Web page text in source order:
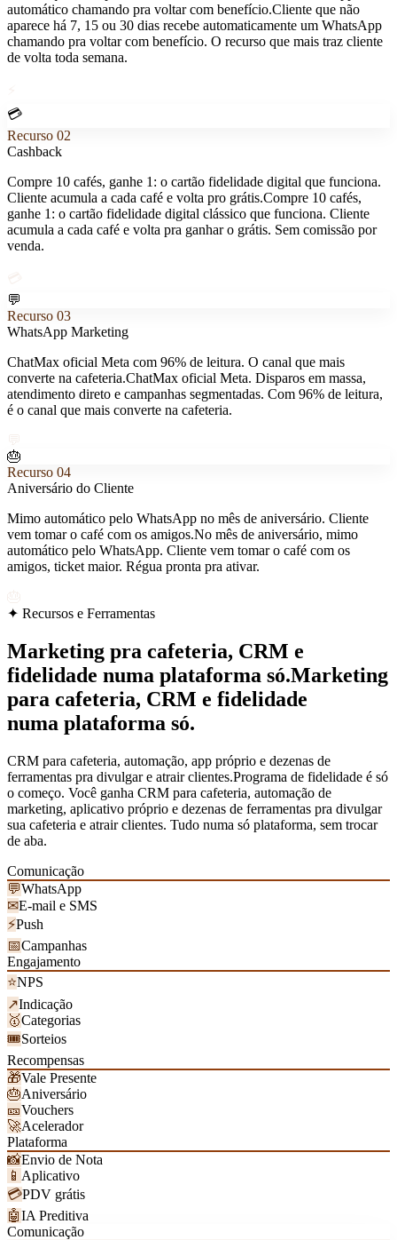
automático chamando pra voltar com benefício.Cliente que não
aparece há 7, 15 ou 30 dias recebe automaticamente um WhatsApp
chamando pra voltar com benefício. O recurso que mais traz cliente
de volta toda semana.
💳
Recurso 02
Cashback
Compre 10 cafés, ganhe 1: o cartão fidelidade digital que funciona.
Cliente acumula a cada café e volta pro grátis.Compre 10 cafés,
ganhe 1: o cartão fidelidade digital clássico que funciona. Cliente
acumula a cada café e volta pra ganhar o grátis. Sem comissão por
venda.
💬
Recurso 03
WhatsApp Marketing
ChatMax oficial Meta com 96% de leitura. O canal que mais
converte na cafeteria.ChatMax oficial Meta. Disparos em massa,
atendimento direto e campanhas segmentadas. Com 96% de leitura,
é o canal que mais converte na cafeteria.
🎂
Recurso 04
Aniversário do Cliente
Mimo automático pelo WhatsApp no mês de aniversário. Cliente
vem tomar o café com os amigos.No mês de aniversário, mimo
automático pelo WhatsApp. Cliente vem tomar o café com os
amigos, ticket maior. Régua pronta pra ativar.
✦ Recursos e Ferramentas
Marketing pra cafeteria, CRM e
fidelidade numa plataforma só.Marketing
para cafeteria, CRM e fidelidade
numa plataforma só.
CRM para cafeteria, automação, app próprio e dezenas de
ferramentas pra divulgar e atrair clientes.Programa de fidelidade é só
o começo. Você ganha CRM para cafeteria, automação de
marketing, aplicativo próprio e dezenas de ferramentas pra divulgar
sua cafeteria e atrair clientes. Tudo numa só plataforma, sem trocar
de aba.
Comunicação
💬WhatsApp
✉E-mail e SMS
⚡Push
📅Campanhas
Engajamento
⭐NPS
↗Indicação
🥇Categorias
🎟Sorteios
Recompensas
🎁Vale Presente
🎂Aniversário
🎫Vouchers
🚀Acelerador
Plataforma
📸Envio de Nota
📱 Aplicativo
💳PDV grátis
🤖IA Preditiva
Comunicação